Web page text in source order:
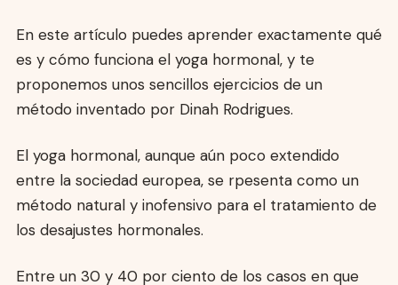
En este artículo puedes aprender exactamente qué
es y cómo funciona el yoga hormonal, y te
proponemos unos sencillos ejercicios de un
método inventado por Dinah Rodrigues.
El yoga hormonal, aunque aún poco extendido
entre la sociedad europea, se rpesenta como un
método natural y inofensivo para el tratamiento de
los desajustes hormonales.
Entre un 30 y 40 por ciento de los casos en que